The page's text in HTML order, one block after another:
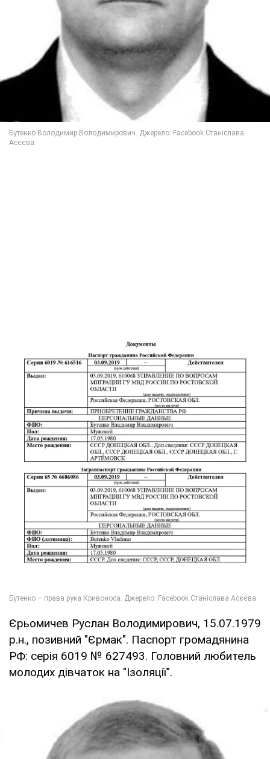
Єрьомичев Руслан Володимирович, 15.07.1979
р.н., позивний "Єрмак". Паспорт громадянина
РФ: серія 6019 № 627493. Головний любитель
молодих дівчаток на "Ізоляції".